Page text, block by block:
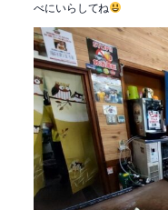
べにいらしてね